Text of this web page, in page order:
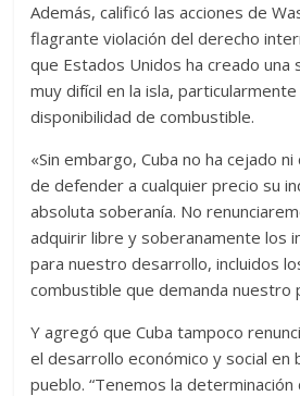
Además, calificó las acciones de
flagrante violación del derecho
que Estados Unidos ha creado una
muy difícil en la isla,
disponibilidad de combustible.
«Sin embargo, Cuba no ha cejado
de defender a cualquier precio su
absoluta soberanía. No
adquirir libre y soberanamente los
para nuestro desarrollo, incluidos
combustible que demanda nuestro
Y agregó que Cuba tampoco
el desarrollo económico y social en
pueblo. “Tenemos la